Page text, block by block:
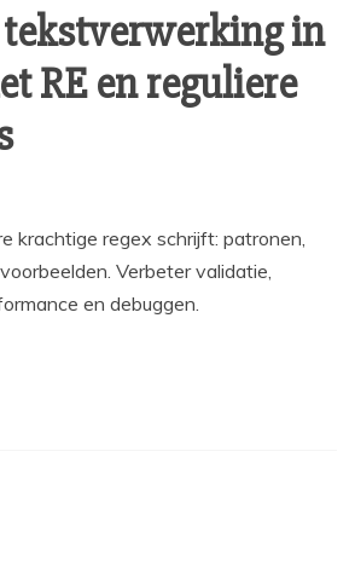
in
RE en reguliere
krachtige regex schrijft: patronen,
Verbeter validatie,
en debuggen.